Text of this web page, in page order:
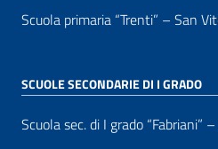
Scuola primaria “Trenti” – San
SCUOLE SECONDARIE DI I GRADO
Scuola sec. di I grado “Fabriani”